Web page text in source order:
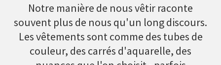
Notre manière de nous vêtir raconte
souvent plus de nous qu'un long discours.
Les vêtements sont comme des tubes de
couleur, des carrés d'aquarelle, des